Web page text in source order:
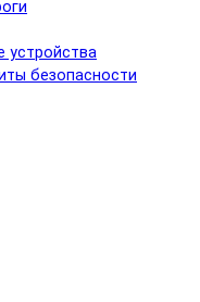
безопасности